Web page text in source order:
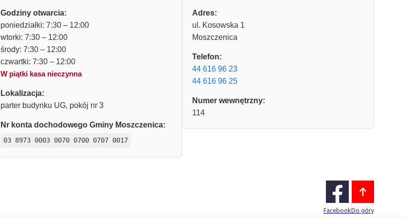
Godziny otwarcia:
poniedziałki: 7:30 – 12:00
wtorki: 7:30 – 12:00
środy: 7:30 – 12:00
czwartki: 7:30 – 12:00
W piątki kasa nieczynna
Lokalizacja:
parter budynku UG, pokój nr 3
Nr konta dochodowego Gminy Moszczenica:
03 8973 0003 0070 0700 0707 0017
Adres:
ul. Kosowska 1
Moszczenica
Telefon:
44 616 96 23
44 616 96 25
Numer wewnętrzny:
114
FacebookDo góry